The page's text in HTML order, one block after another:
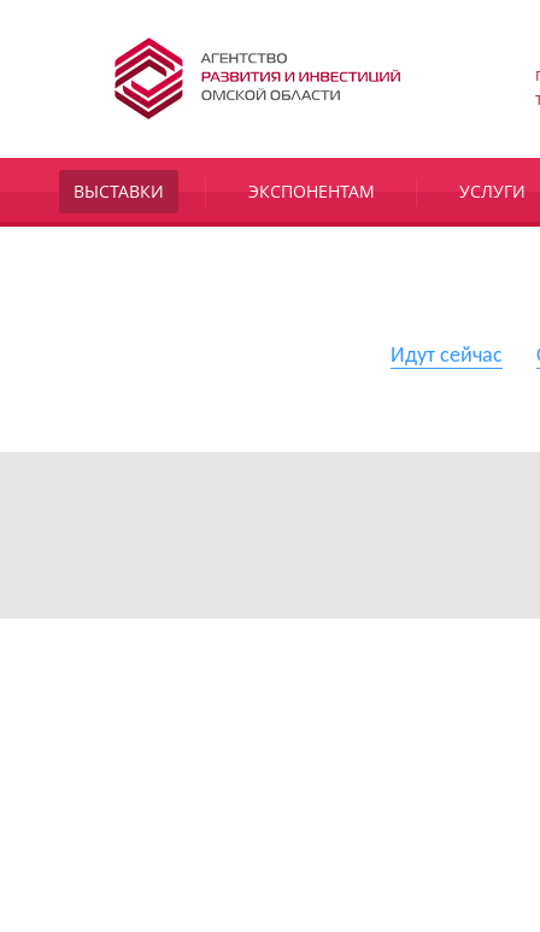
ВЫСТАВКИ ЭКСПОНЕНТАМ УСЛУГИ
Идут сейчас